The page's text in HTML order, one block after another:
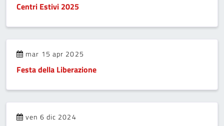
Centri Estivi 2025
mar 15 apr 2025
Festa della Liberazione
ven 6 dic 2024